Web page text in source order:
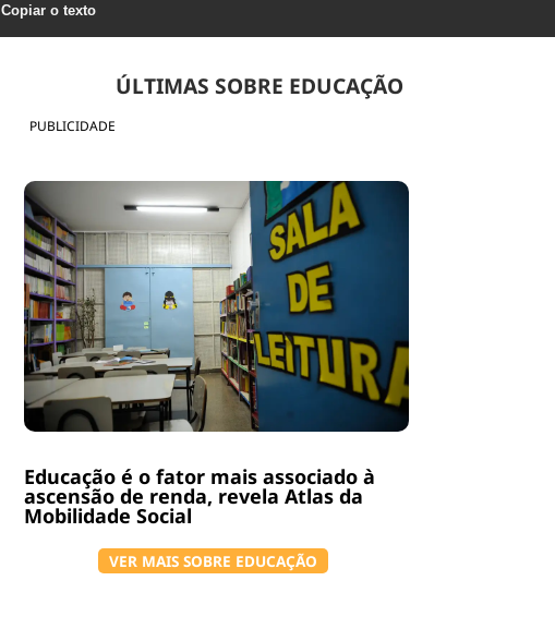
Copiar o texto
PUBLICIDADE
ÚLTIMAS SOBRE EDUCAÇÃO
Educação é o fator mais associado à
ascensão de renda, revela Atlas da
Mobilidade Social
VER MAIS SOBRE EDUCAÇÃO